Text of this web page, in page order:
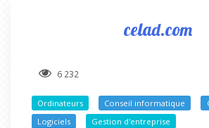
celad.com
6 232
Ordinateurs Conseil informatique
Logiciels
Gestion d'entreprise